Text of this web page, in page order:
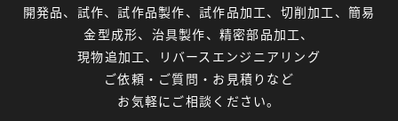
開発品、試作、試作品製作、試作品加工、切削加工、簡易
金型成形、治具製作、精密部品加工、
現物追加工、リバースエンジニアリング
ご依頼・ご質問・お見積りなど
お気軽にご相談ください。